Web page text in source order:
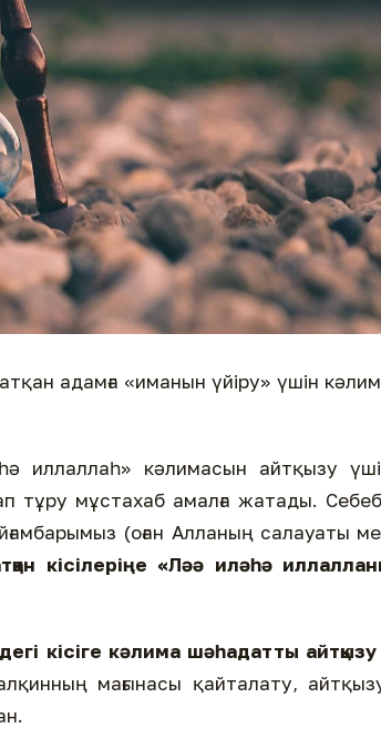
адамға «иманын үйіру» үшін
иллаллаһ» кәлимасын айтқызу
тұру мұстахаб амалға жатады.
(оған Алланың салауаты
кісілеріңе «Ләә иләһә
кісіге кәлима шәһадатты
мағынасы қайталату,